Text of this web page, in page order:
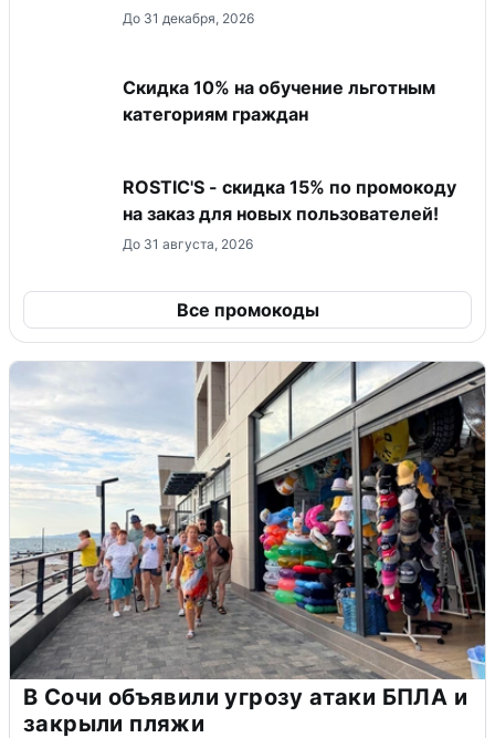
До 31 декабря, 2026
Скидка 10% на обучение льготным
категориям граждан
ROSTIC'S - скидка 15% по промокоду
на заказ для новых пользователей!
До 31 августа, 2026
Все промокоды
В Сочи объявили угрозу атаки БПЛА и
закрыли пляжи